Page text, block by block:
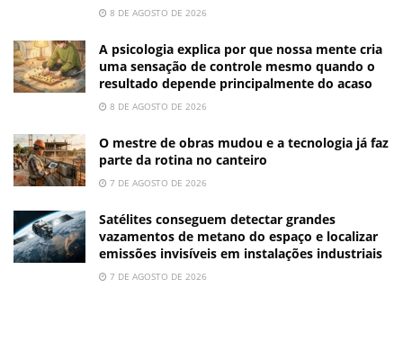
8 DE AGOSTO DE 2026
A psicologia explica por que nossa mente cria
uma sensação de controle mesmo quando o
resultado depende principalmente do acaso
8 DE AGOSTO DE 2026
O mestre de obras mudou e a tecnologia já faz
parte da rotina no canteiro
7 DE AGOSTO DE 2026
Satélites conseguem detectar grandes
vazamentos de metano do espaço e localizar
emissões invisíveis em instalações industriais
7 DE AGOSTO DE 2026